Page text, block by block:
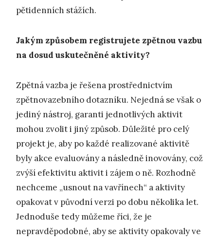
pětidenních stážích.
Jakým způsobem registrujete zpětnou vazbu
na dosud uskutečněné aktivity?
Zpětná vazba je řešena prostřednictvím
zpětnovazebního dotazníku. Nejedná se však o
jediný nástroj, garanti jednotlivých aktivit
mohou zvolit i jiný způsob. Důležité pro celý
projekt je, aby po každé realizované aktivitě
byly akce evaluovány a následně inovovány, což
zvýší efektivitu aktivit i zájem o ně. Rozhodně
nechceme „usnout na vavřínech“ a aktivity
opakovat v původní verzi po dobu několika let.
Jednoduše tedy můžeme říci, že je
nepravděpodobné, aby se aktivity opakovaly ve